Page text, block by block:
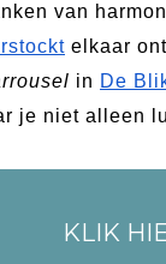
van
elkaar
in De
je niet alleen
KLIK